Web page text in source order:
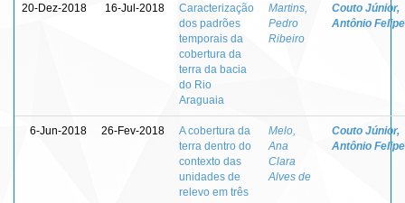
20-Dez-2018 16-Jul-2018
Caracterização
dos padrões
temporais da
cobertura da
terra da bacia
do Rio
Araguaia
Martins,
Pedro
Ribeiro
Couto Júnior,
Antônio Felipe
6-Jun-2018 26-Fev-2018
A cobertura da
terra dentro do
contexto das
unidades de
relevo em três
Melo,
Ana
Clara
Alves de
Couto Júnior,
Antônio Felipe